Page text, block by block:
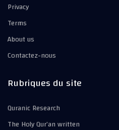
Privacy
Terms
About us
Contactez-nous
Rubriques du site
Quranic Research
The Holy Qur’an written